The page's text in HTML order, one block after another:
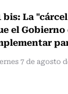
bis: La
el
7 de agosto